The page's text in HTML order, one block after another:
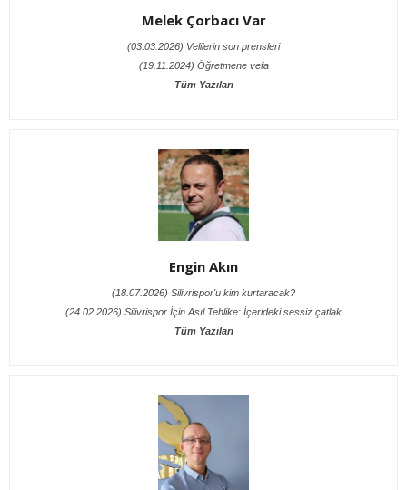
Melek Çorbacı Var
(03.03.2026) Velilerin son prensleri
(19.11.2024) Öğretmene vefa
Tüm Yazıları
Engin Akın
(18.07.2026) Silivrispor'u kim kurtaracak?
(24.02.2026) Silivrispor İçin Asıl Tehlike: İçerideki sessiz çatlak
Tüm Yazıları